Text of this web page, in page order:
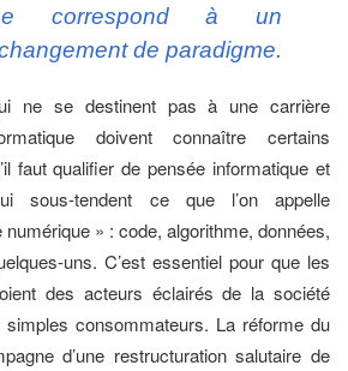
correspond à un
de paradigme.
ne se destinent pas à une carrière
doivent connaître certains
faut qualifier de pensée informatique et
sous-tendent ce que l’on appelle
numérique » : code, algorithme, données,
uns. C’est essentiel pour que les
des acteurs éclairés de la société
consommateurs. La réforme du
d’une restructuration salutaire de